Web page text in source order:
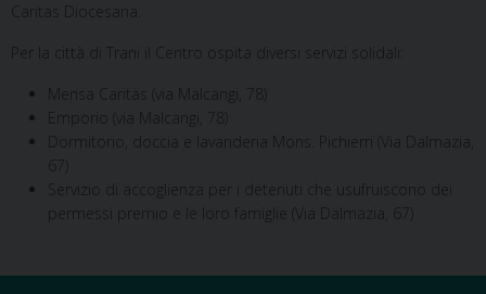
Caritas Diocesana.
Per la città di Trani il Centro ospita diversi servizi solidali:
Mensa Caritas (via Malcangi, 78)
Emporio (via Malcangi, 78)
Dormitorio, doccia e lavanderia Mons. Pichierri (Via Dalmazia,
67)
Servizio di accoglienza per i detenuti che usufruiscono dei
permessi premio e le loro famiglie (Via Dalmazia, 67)